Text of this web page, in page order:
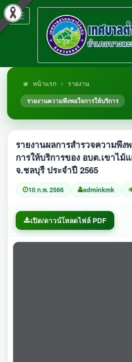
Toggle
navigation
หน้าแรก
รายงาน
รายงานความพึงพอใจการให้บริการ
รายงานผลการสำรวจความพึง
การให้บริการของ อบต.เขาไม้
จ.ชลบุรี ประจำปี 2565
10 ก.พ. 2566 adminkmk
เปิด/ดาวน์โหลดไฟล์ PDF